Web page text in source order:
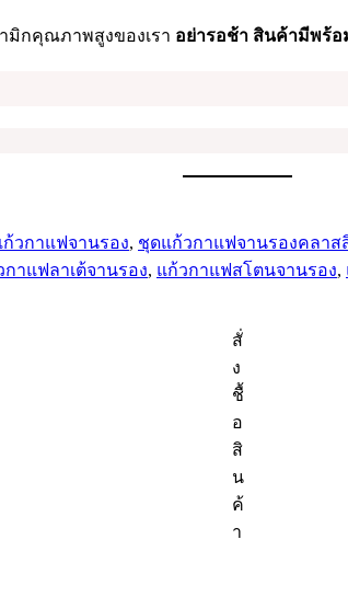
มิกคุณภาพสูงของเรา อย่ารอช้า สินค้ามีพร้อ
วกาแฟจานรอง, ชุดแก้วกาแฟจานรองคลาส
กาแฟลาเต้จานรอง, แก้วกาแฟสโตนจานรอง,
สั่
ง
ชื้
อ
สิ
น
ค้
า